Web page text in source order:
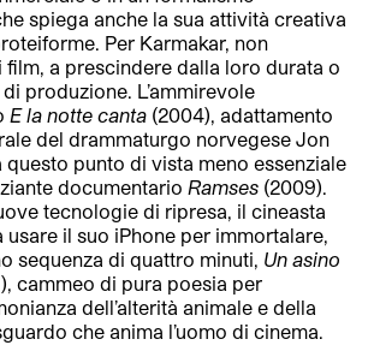
spiega anche la sua attività creativa
Per Karmakar, non
a prescindere dalla loro durata o
produzione. L’ammirevole
E la notte canta (2004), adattamento
del drammaturgo norvegese Jon
questo punto di vista meno essenziale
documentario Ramses (2009).
tecnologie di ripresa, il cineasta
usare il suo iPhone per immortalare,
sequenza di quattro minuti, Un asino
cammeo di pura poesia per
dell’alterità animale e della
che anima l’uomo di cinema.